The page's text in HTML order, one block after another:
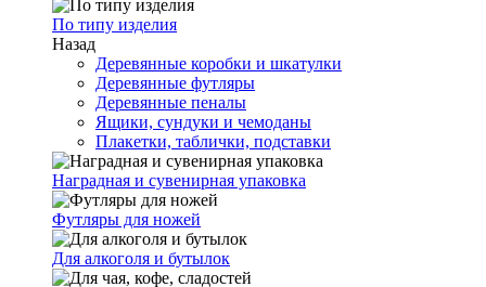
По типу изделия
Назад
Деревянные коробки и шкатулки
Деревянные футляры
Деревянные пеналы
Ящики, сундуки и чемоданы
Плакетки, таблички, подставки
Наградная и сувенирная упаковка
Футляры для ножей
Для алкоголя и бутылок